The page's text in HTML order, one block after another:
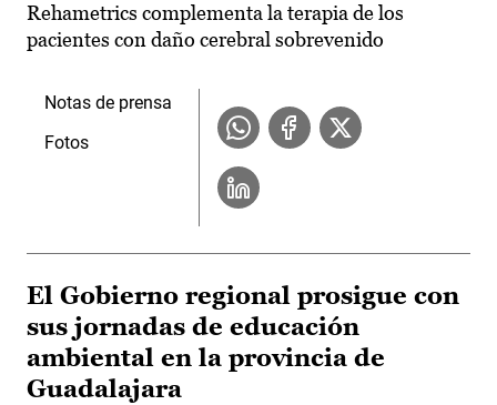
Rehametrics complementa la terapia de los
pacientes con daño cerebral sobrevenido
Notas de prensa
Fotos
El Gobierno regional prosigue con
sus jornadas de educación
ambiental en la provincia de
Guadalajara